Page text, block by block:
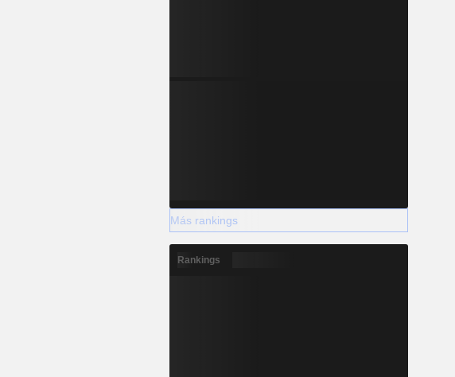
Más rankings
Rankings